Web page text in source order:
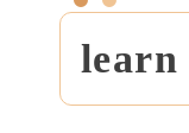
learn